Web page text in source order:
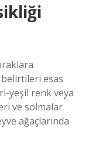
belirtileri esas
yeşil renk veya
ve solmalar
ağaçlarında